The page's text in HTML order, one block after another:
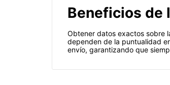
Beneficios de
Obtener datos exactos sobre
dependen de la puntualidad
envío, garantizando que